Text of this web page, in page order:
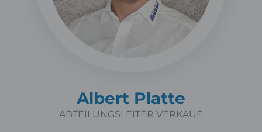
Albert Platte
ABTEILUNGSLEITER VERKAUF